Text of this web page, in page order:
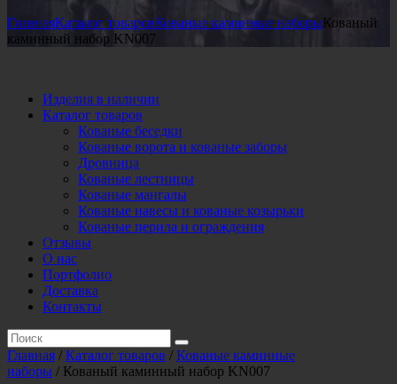
ГлавнаяКаталог товаровКованые каминные наборыКованый
каминный набор KN007
Изделия в наличии
Каталог товаров
Кованые беседки
Кованые ворота и кованые заборы
Дровница
Кованые лестницы
Кованые мангалы
Кованые навесы и кованые козырьки
Кованые перила и ограждения
Отзывы
О нас
Портфолио
Доставка
Контакты
Главная / Каталог товаров / Кованые каминные
наборы / Кованый каминный набор KN007